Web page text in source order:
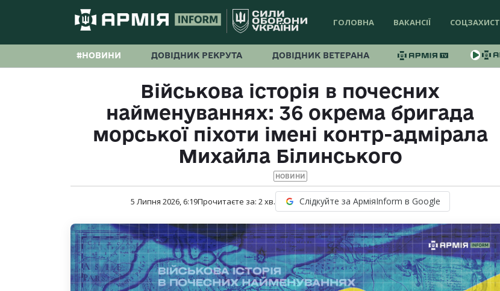
ГОЛОВНА ВАКАНСІЇ СОЦЗАХИСТ
#НОВИНИ ДОВІДНИК РЕКРУТА ДОВІДНИК ВЕТЕРАНА
Військова історія в почесних
найменуваннях: 36 окрема бригада
морської піхоти імені контр-адмірала
Михайла Білинського
НОВИНИ
5 Липня 2026, 6:19Прочитаєте за: 2хв. Слідкуйте за АрміяInform в Google